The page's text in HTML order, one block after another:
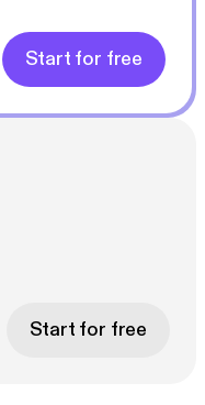
Start for free
Start for free